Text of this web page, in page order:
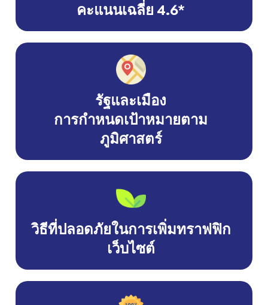
คะแนนเฉลี่ย 4.6*
รัฐและเมือง
การกำหนดเป้าหมายตาม
ภูมิศาสตร์
วิธีที่ปลอดภัยในการเพิ่มทราฟฟิก
เว็บไซต์